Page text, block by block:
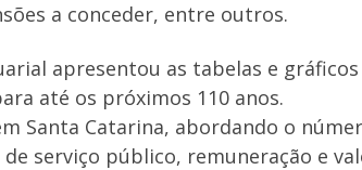
a conceder, entre outros.
apresentou as tabelas e
até os próximos 110 anos.
Santa Catarina, abordando o
serviço público, remuneração e